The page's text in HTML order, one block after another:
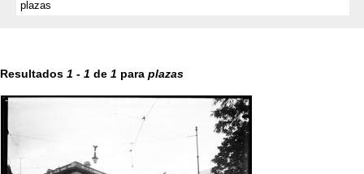
Resultados 1 - 1 de 1 para plazas